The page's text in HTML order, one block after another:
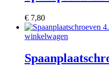
€ 7,80
winkelwagen